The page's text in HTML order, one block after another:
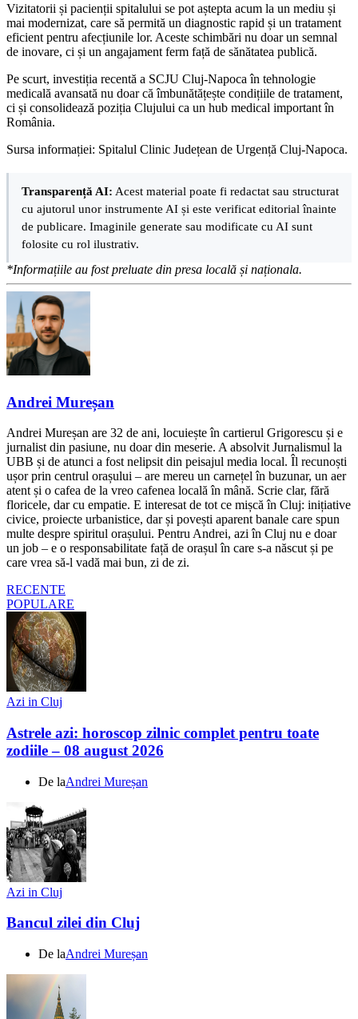
Vizitatorii și pacienții spitalului se pot aștepta acum la un mediu și
mai modernizat, care să permită un diagnostic rapid și un tratament
eficient pentru afecțiunile lor. Aceste schimbări nu doar un semnal
de inovare, ci și un angajament ferm față de sănătatea publică.
Pe scurt, investiția recentă a SCJU Cluj-Napoca în tehnologie
medicală avansată nu doar că îmbunătățește condițiile de tratament,
ci și consolidează poziția Clujului ca un hub medical important în
România.
Sursa informației: Spitalul Clinic Județean de Urgență Cluj-Napoca.
Transparență AI: Acest material poate fi redactat sau structurat
cu ajutorul unor instrumente AI și este verificat editorial înainte
de publicare. Imaginile generate sau modificate cu AI sunt
folosite cu rol ilustrativ.
*Informațiile au fost preluate din presa locală și naționala.
Andrei Mureșan
Andrei Mureșan are 32 de ani, locuiește în cartierul Grigorescu și e
jurnalist din pasiune, nu doar din meserie. A absolvit Jurnalismul la
UBB și de atunci a fost nelipsit din peisajul media local. Îl recunoști
ușor prin centrul orașului – are mereu un carnețel în buzunar, un aer
atent și o cafea de la vreo cafenea locală în mână. Scrie clar, fără
floricele, dar cu empatie. E interesat de tot ce mișcă în Cluj: inițiative
civice, proiecte urbanistice, dar și povești aparent banale care spun
multe despre spiritul orașului. Pentru Andrei, azi în Cluj nu e doar
un job – e o responsabilitate față de orașul în care s-a născut și pe
care vrea să-l vadă mai bun, zi de zi.
RECENTE
POPULARE
Azi in Cluj
Astrele azi: horoscop zilnic complet pentru toate
zodiile – 08 august 2026
De laAndrei Mureșan
Azi in Cluj
Bancul zilei din Cluj
De laAndrei Mureșan